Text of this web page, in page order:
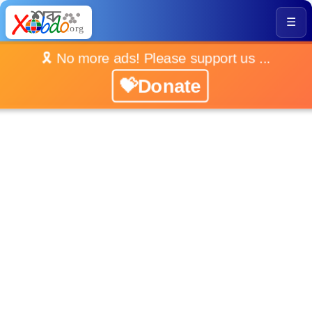
☰
🎗️ No more ads! Please support us ...
💝Donate